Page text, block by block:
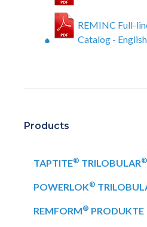
REMINC Full-
Catalog - English
Products
TAPTITE® TRILOBULAR®
POWERLOK®
REMFORM® PRODUKTE